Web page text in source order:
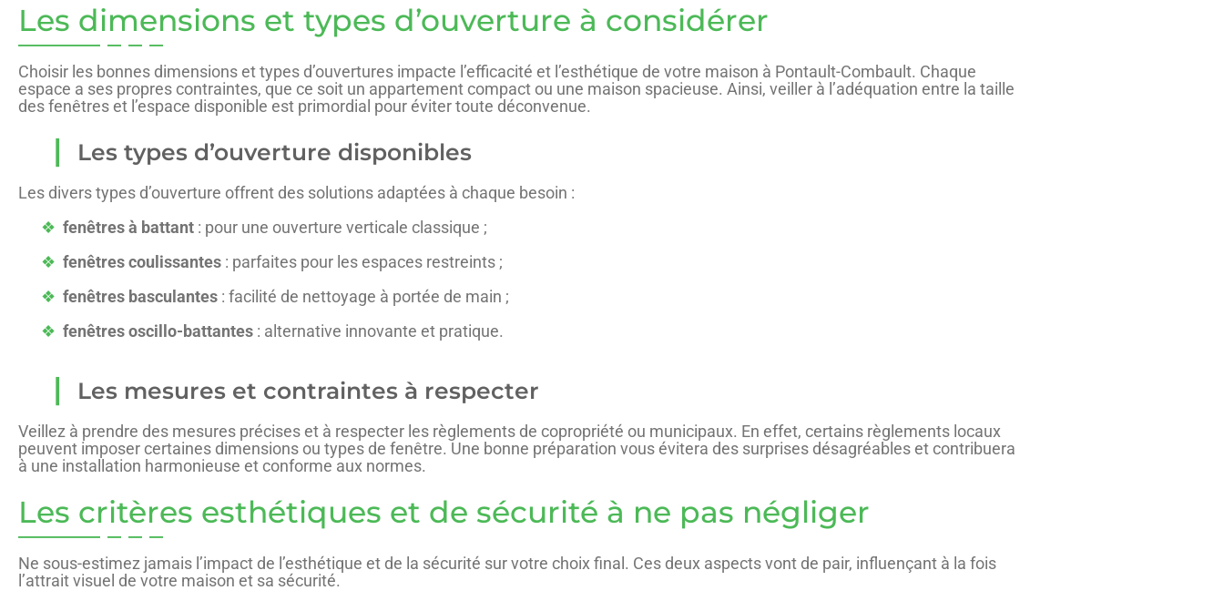
Les dimensions et types d’ouverture à considérer
Choisir les bonnes dimensions et types d’ouvertures impacte l’efficacité et l’esthétique de votre maison à Pontault-Combault. Chaque
espace a ses propres contraintes, que ce soit un appartement compact ou une maison spacieuse. Ainsi, veiller à l’adéquation entre la taille
des fenêtres et l’espace disponible est primordial pour éviter toute déconvenue.
Les types d’ouverture disponibles
Les divers types d’ouverture offrent des solutions adaptées à chaque besoin :
fenêtres à battant : pour une ouverture verticale classique ;
fenêtres coulissantes : parfaites pour les espaces restreints ;
fenêtres basculantes : facilité de nettoyage à portée de main ;
fenêtres oscillo-battantes : alternative innovante et pratique.
Les mesures et contraintes à respecter
Veillez à prendre des mesures précises et à respecter les règlements de copropriété ou municipaux. En effet, certains règlements locaux
peuvent imposer certaines dimensions ou types de fenêtre. Une bonne préparation vous évitera des surprises désagréables et contribuera
à une installation harmonieuse et conforme aux normes.
Les critères esthétiques et de sécurité à ne pas négliger
Ne sous-estimez jamais l’impact de l’esthétique et de la sécurité sur votre choix final. Ces deux aspects vont de pair, influençant à la fois
l’attrait visuel de votre maison et sa sécurité.